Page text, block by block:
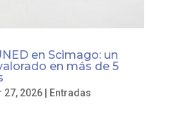
en Scimago: un
en más de 5
27, 2026| Entradas